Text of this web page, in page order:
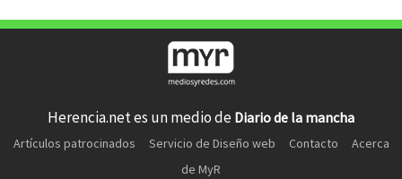
Herencia.net es un medio de Diario de la mancha
Artículos patrocinados Servicio de Diseño web Contacto
Acerca
de MyR